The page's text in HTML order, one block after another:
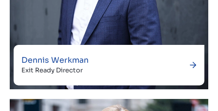
Dennis Werkman
Exit Ready Director